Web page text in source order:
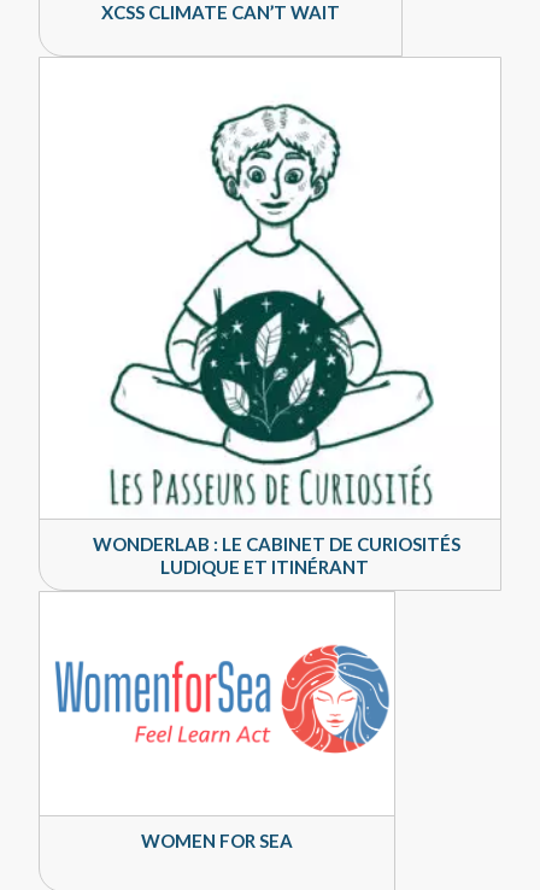
XCSS CLIMATE CAN’T WAIT
WONDERLAB : LE CABINET DE CURIOSITÉS
LUDIQUE ET ITINÉRANT
WOMEN FOR SEA